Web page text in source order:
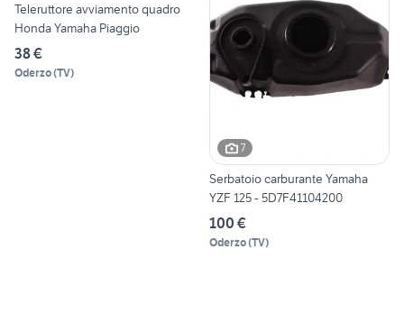
Teleruttore avviamento quadro
Honda Yamaha Piaggio
38 €
Oderzo(TV)
7
Serbatoio carburante Yamaha
YZF 125 - 5D7F41104200
100 €
Oderzo(TV)